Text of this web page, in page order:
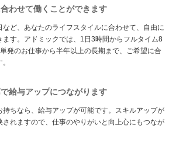
わせて働くことができます
ど、あなたのライフスタイルに合わせて、自由に
ます。アドミックでは、1日3時間からフルタイム8
発のお仕事から半年以上の長期まで、ご希望に合
給与アップにつながります
ちなら、給与アップが可能です。スキルアップが
されますので、仕事のやりがいと向上心にもつなが